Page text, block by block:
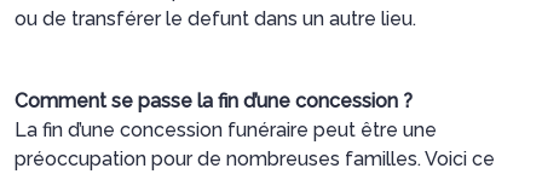
ou de transférer le defunt dans un autre lieu.
Comment se passe la fin d’une concession ?
La fin d’une concession funéraire peut être une
préoccupation pour de nombreuses familles. Voici ce